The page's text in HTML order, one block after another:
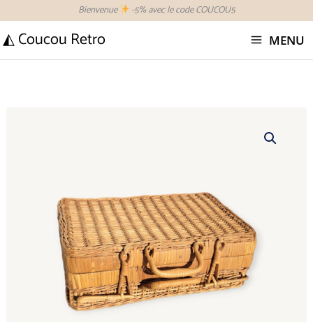
contenu
Bienvenue -5% avec le code COUCOU5
◭ Coucou Retro MENU